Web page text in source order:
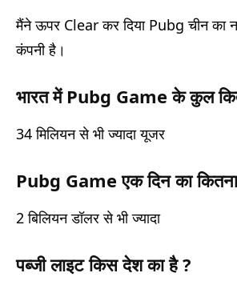
मैंने ऊपर Clear कर दिया Pubg चीन का
कंपनी है।
भारत में Pubg Game के कुल
34 मिलियन से भी ज्यादा यूजर
Pubg Game एक दिन का कितना
2 बिलियन डॉलर से भी ज्यादा
पब्जी लाइट किस देश का है ?